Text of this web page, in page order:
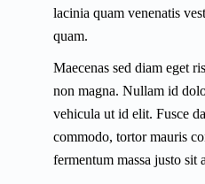
lacinia quam venenatis
quam.
Maecenas sed diam eget
non magna. Nullam id
vehicula ut id elit. Fusce
commodo, tortor mauris
fermentum massa justo sit